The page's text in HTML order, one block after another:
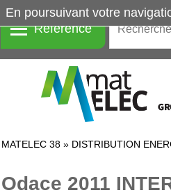
Référence
MATELEC 38 » DISTRIBUTION
Odace 2011
En poursuivant votre